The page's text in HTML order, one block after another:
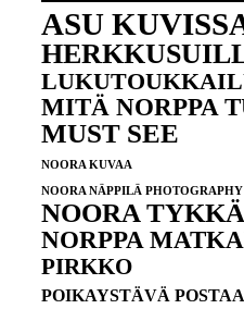
ASU
MITÄ NORPPA
MUST SEE
NOORA KUVAA
NOORA NÄPPILÄ PHOTOGRAPHY
NOORA
NORPPA
PIRKKO
POIKAYSTÄVÄ POSTAA